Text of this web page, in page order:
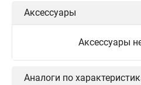
Аксессуары
Аксессуары
Аналоги по